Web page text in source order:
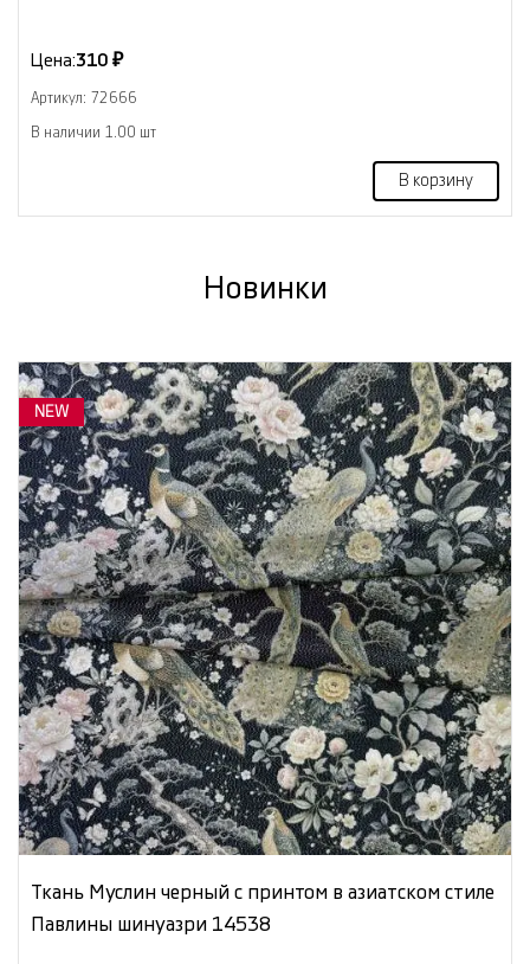
Цена:310 ₽
Артикул: 72666
В наличии 1.00 шт
В корзину
Новинки
NEW
Ткань Муслин черный с принтом в азиатском стиле
Павлины шинуазри 14538